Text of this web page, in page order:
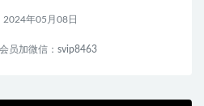
2024年05月08日
员加微信：svip8463